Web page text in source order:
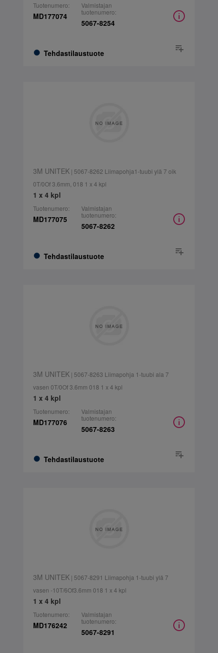
Tuotenumero:
MD177074
Tehdastilaustuote
Valmistajan
tuotenumero:
5067-8254
3M UNITEK| 5067-8262 Liimapohja1-tuubi ylä 7 oik
0T/0Of 3.6mm, 018 1 x 4 kpl
1 x 4 kpl
Tuotenumero:
MD177075
Tehdastilaustuote
Valmistajan
tuotenumero:
5067-8262
3M UNITEK| 5067-8263 Liimapohja 1-tuubi ala 7
vasen 0T/0Of 3.6mm 018 1 x 4 kpl
1 x 4 kpl
Tuotenumero:
MD177076
Tehdastilaustuote
Valmistajan
tuotenumero:
5067-8263
3M UNITEK| 5067-8291 Liimapohja 1-tuubi ylä 7
vasen -10T/6Of3.6mm 018 1 x 4 kpl
1 x 4 kpl
Tuotenumero:
MD176242
Valmistajan
tuotenumero:
5067-8291